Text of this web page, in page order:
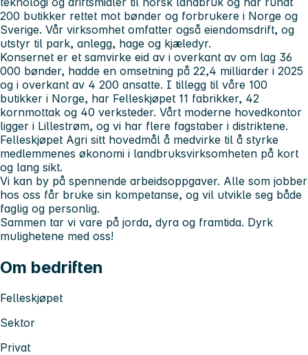
200 butikker rettet mot bønder og forbrukere i Norge og
Sverige. Vår virksomhet omfatter også eiendomsdrift, og
utstyr til park, anlegg, hage og kjæledyr.
Konsernet er et samvirke eid av i overkant av om lag 36
000 bønder, hadde en omsetning på 22,4 milliarder i 2025
og i overkant av 4 200 ansatte. I tillegg til våre 100
butikker i Norge, har Felleskjøpet 11 fabrikker, 42
kornmottak og 40 verksteder. Vårt moderne hovedkontor
ligger i Lillestrøm, og vi har flere fagstaber i distriktene.
Felleskjøpet Agri sitt hovedmål å medvirke til å styrke
medlemmenes økonomi i landbruksvirksomheten på kort
og lang sikt.
Vi kan by på spennende arbeidsoppgaver. Alle som jobber
hos oss får bruke sin kompetanse, og vil utvikle seg både
faglig og personlig.
Sammen tar vi vare på jorda, dyra og framtida. Dyrk
mulighetene med oss!
Om bedriften
Felleskjøpet
Sektor
Privat